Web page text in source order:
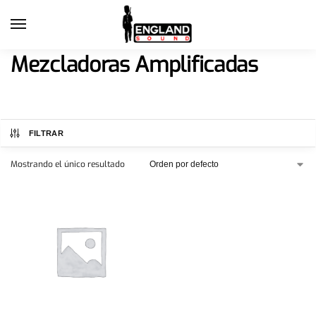
Mezcladoras Amplificadas
FILTRAR
Mostrando el único resultado